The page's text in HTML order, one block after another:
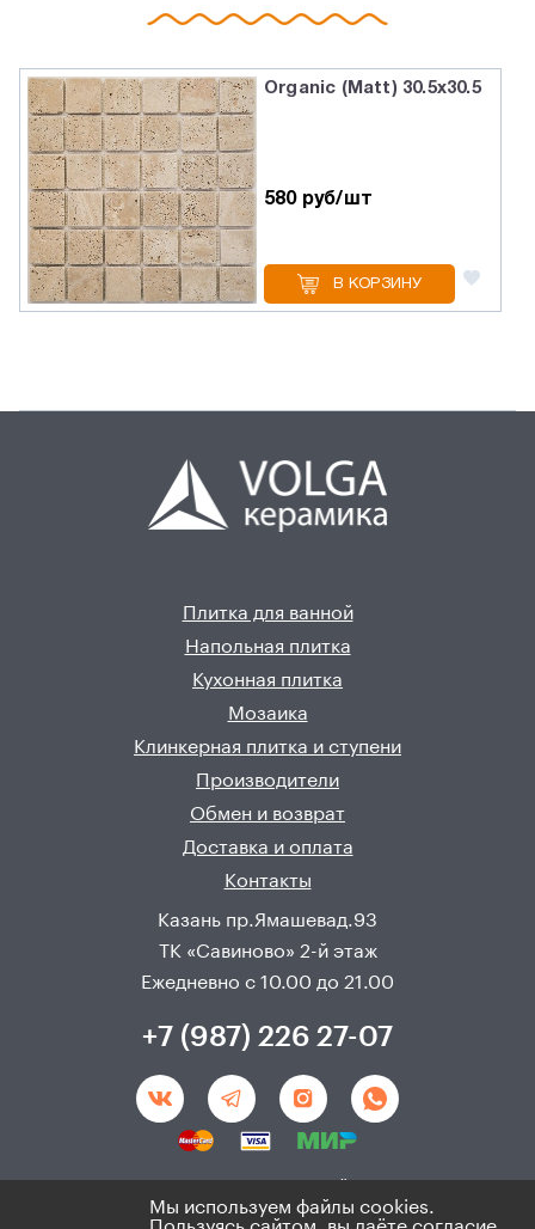
Organic (Matt) 30.5x30.5
580 руб/шт
В КОРЗИНУ
Плитка для ванной
Напольная плитка
Кухонная плитка
Мозаика
Клинкерная плитка и ступени
Производители
Обмен и возврат
Доставка и оплата
Контакты
Казань пр.Ямашевад.93
ТК «Савиново» 2-й этаж
Ежедневно с 10.00 до 21.00
+7 (987) 226 27-07
Мы используем файлы cookies.